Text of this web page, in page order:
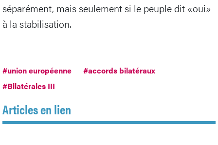
séparément, mais seulement si le peuple dit «oui»
à la stabilisation.
#union européenne
#accords bilatéraux
#Bilatérales III
Articles en lien